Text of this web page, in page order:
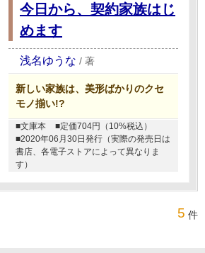
今日から、契約家族はじ
めます
浅名ゆうな / 著
新しい家族は、美形ばかりのクセ
モノ揃い!?
■文庫本
■定価704円（10%税込）
■2020年06月30日発行（実際の発売日は
書店、各電子ストアによって異なりま
す）
5 件